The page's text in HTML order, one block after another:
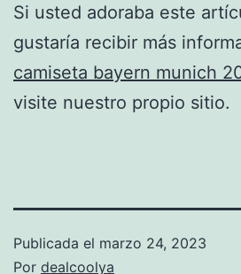
Si usted adoraba este
gustaría recibir más
camiseta bayern munich
visite nuestro propio sitio.
Publicada el marzo 24, 2023
Por dealcoolya